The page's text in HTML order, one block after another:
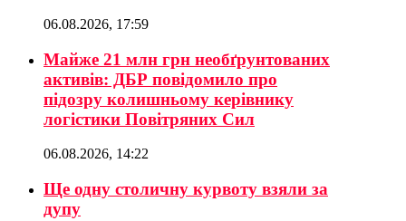
06.08.2026, 17:59
Майже 21 млн грн необґрунтованих
активів: ДБР повідомило про
підозру колишньому керівнику
логістики Повітряних Сил
06.08.2026, 14:22
Ще одну столичну курвоту взяли за
дупу